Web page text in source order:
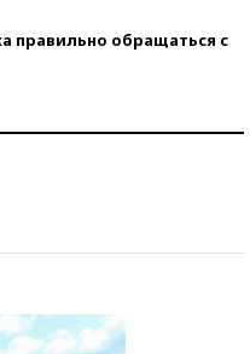
правильно обращаться с